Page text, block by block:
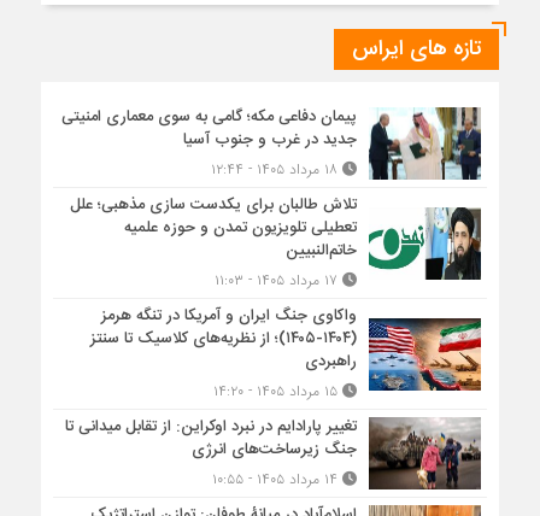
تازه های ایراس
پیمان دفاعی مکه؛ گامی به سوی معماری امنیتی
جدید در غرب و جنوب آسیا
تلاش طالبان برای یکدست سازی مذهبی؛ علل
تعطیلی تلویزیون تمدن و حوزه علمیه
خاتم‌النبیین
واکاوی جنگ ایران و آمریکا در تنگه هرمز
(۱۴۰۴-۱۴۰۵)؛ از نظریه‌های کلاسیک تا سنتز
راهبردی
۱۵ مرداد ۱۴۰۵ - ۱۴:۲۰
تغییر پارادایم در نبرد اوکراین: از تقابل میدانی تا
جنگ زیرساخت‌های انرژی